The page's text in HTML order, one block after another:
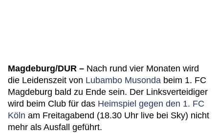
Magdeburg/DUR – Nach rund vier Monaten wird
die Leidenszeit von Lubambo Musonda beim 1. FC
Magdeburg bald zu Ende sein. Der Linksverteidiger
wird beim Club für das Heimspiel gegen den 1. FC
Köln am Freitagabend (18.30 Uhr live bei Sky) nicht
mehr als Ausfall geführt.